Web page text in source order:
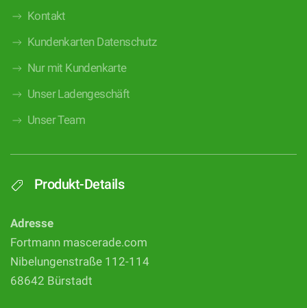
Kontakt
Kundenkarten Datenschutz
Nur mit Kundenkarte
Unser Ladengeschäft
Unser Team
Produkt-Details
Adresse
Fortmann mascerade.com
Nibelungenstraße 112-114
68642 Bürstadt